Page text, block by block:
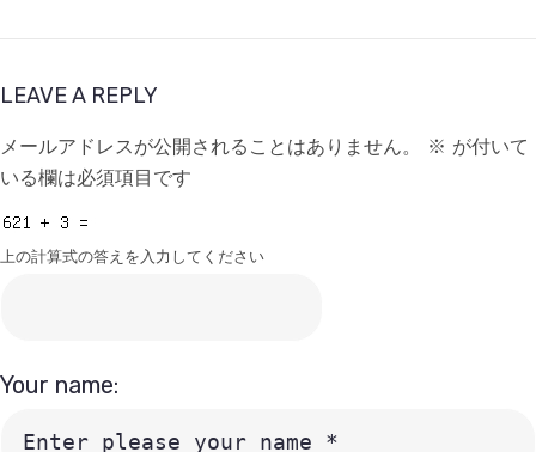
LEAVE A REPLY
メールアドレスが公開されることはありません。 ※ が付いて
いる欄は必須項目です
上の計算式の答えを入力してください
Your name: